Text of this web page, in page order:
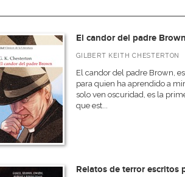
El candor del padre Brown
GILBERT KEITH CHESTERTON
El candor del padre Brown,
para quien ha aprendido a
solo ven oscuridad, es la
que est...
Relatos de terror escritos